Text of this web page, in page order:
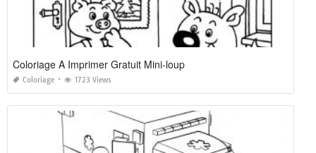
Coloriage A Imprimer Gratuit Mini-loup
Coloriage 1723 Views